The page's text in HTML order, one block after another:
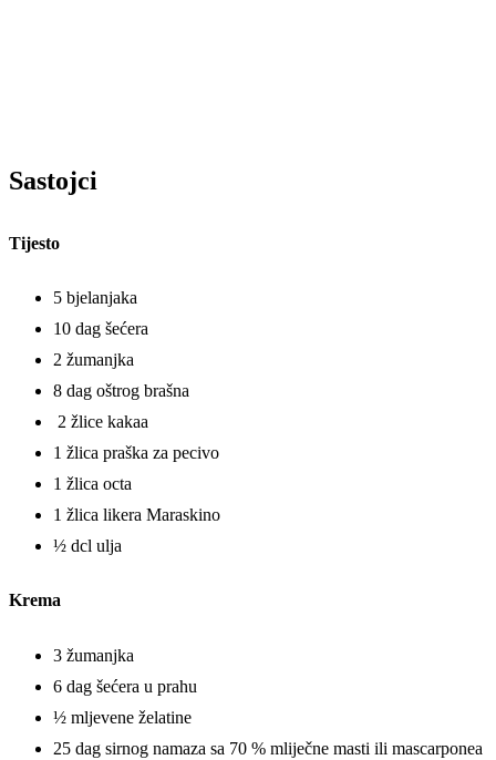
Sastojci
Tijesto
5 bjelanjaka
10 dag šećera
2 žumanjka
8 dag oštrog brašna
2 žlice kakaa
1 žlica praška za pecivo
1 žlica octa
1 žlica likera Maraskino
½ dcl ulja
Krema
3 žumanjka
6 dag šećera u prahu
½ mljevene želatine
25 dag sirnog namaza sa 70 % mliječne masti ili mascarponea